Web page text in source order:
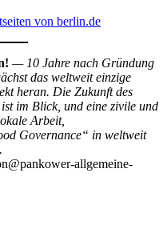
von berlin.de
— 10 Jahre nach Gründung
das weltweit einzige
heran. Die Zukunft des
im Blick, und eine zivile und
Arbeit,
Governance“ in weltweit
allgemeine-